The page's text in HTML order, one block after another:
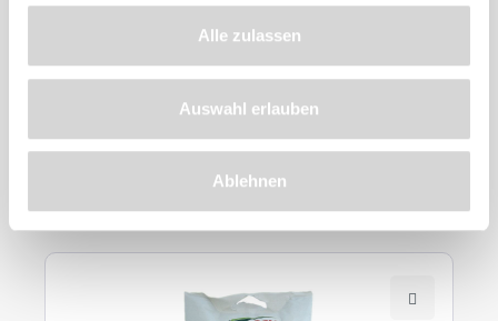
Alle zulassen
Auswahl erlauben
Ablehnen
Zu diesem